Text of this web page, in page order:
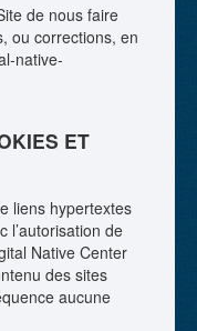
de nous faire
ou corrections, en
native-
ET
liens hypertextes
l’autorisation de
Native Center
des sites
aucune